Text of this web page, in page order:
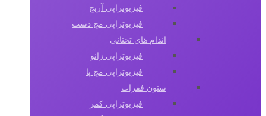
فیزیوتراپی آرنج
فیزیوتراپی مچ دست
اندام های تحتانی
فیزیوتراپی زانو
فیزیوتراپی مچ پا
ستون فقرات
فیزیوتراپی کمر